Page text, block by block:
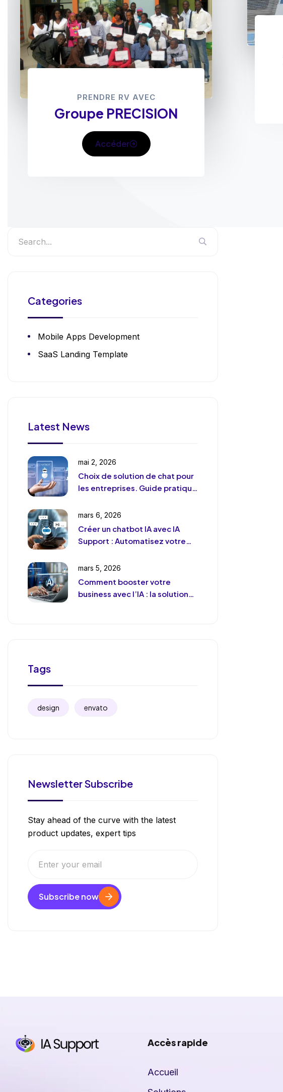
PRENDRE RV AVEC
Groupe PRECISION
Accéder
Categories
Mobile Apps Development
SaaS Landing Template
Latest News
mai 2, 2026
Choix de solution de chat pour
les entreprises. Guide pratique
mars 6, 2026
Créer un chatbot IA avec IA
Support : Automatisez votre
déshumaniser)
mars 5, 2026
Comment booster votre
business avec l’IA : la solution
Tags
design envato
Newsletter Subscribe
Stay ahead of the curve with the latest
product updates, expert tips
Subscribe now
Accès rapide
Accueil